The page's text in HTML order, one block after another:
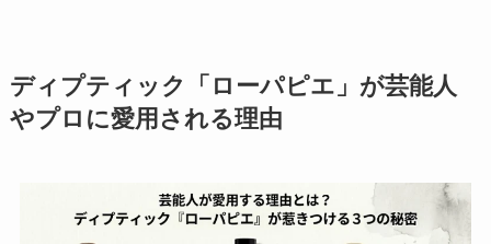
ディプティック「ローパピエ」が芸能人
やプロに愛用される理由